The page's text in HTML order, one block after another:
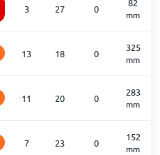
3 27 0 mm
13 18 0
325
mm
11 20 0
283
mm
7 23 0
152
mm